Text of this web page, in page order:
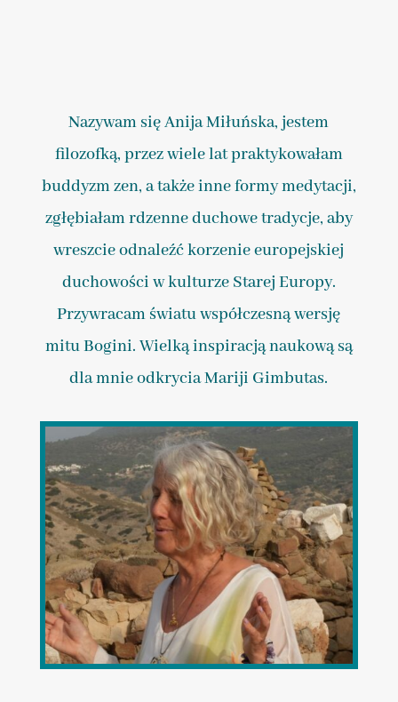
Nazywam się Anija Miłuńska, jestem
filozofką, przez wiele lat praktykowałam
buddyzm zen, a także inne formy medytacji,
zgłębiałam rdzenne duchowe tradycje, aby
wreszcie odnaleźć korzenie europejskiej
duchowości w kulturze Starej Europy.
Przywracam światu współczesną wersję
mitu Bogini. Wielką inspiracją naukową są
dla mnie odkrycia Mariji Gimbutas.